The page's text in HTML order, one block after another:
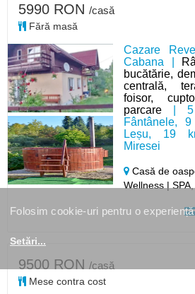
Cazare
Cabana |
bucătărie,
centrală,
foisor,
parcare | 5
Fântânele,
Leșu, 19
Miresei
Casă de
Wellness |
5990 RON /casă
Fără masă
9500 RON /casă
Mese contra cost
Folosim cookie-uri pentru o
Setări...